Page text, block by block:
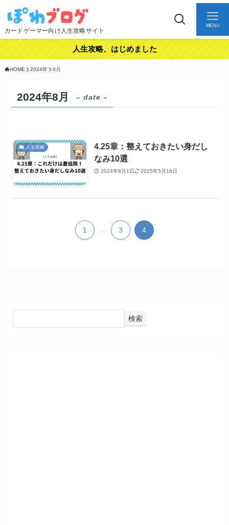
カードゲーマー向け人生攻略サイト
MENU
人生攻略、はじめました
HOME 2024年 8月
2024年8月 – date –
人生攻略
4.25章：整えておきたい身だし
なみ10選
2024年8月1日 2025年5月16日
1 3 4
検索